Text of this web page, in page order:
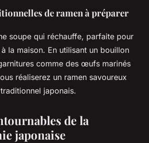
de ramen à préparer
soupe qui réchauffe, parfaite pour
la maison. En utilisant un bouillon
comme des œufs marinés
réaliserez un ramen savoureux
japonais.
de la
japonaise